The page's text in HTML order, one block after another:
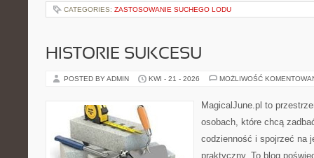
CATEGORIES: ZASTOSOWANIE SUCHEGO LODU
HISTORIE SUKCESU
POSTED BY ADMIN KWI - 21 - 2026 MOŻLIWOŚĆ
MagicalJune.pl to
osobach, które chcą
codzienność i spojrzeć na
praktyczny. To blog